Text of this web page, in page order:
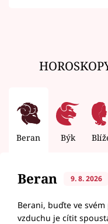
Beran Býk
Beran 9. 8. 2026
Berani, buďte ve
vzduchu je cítit